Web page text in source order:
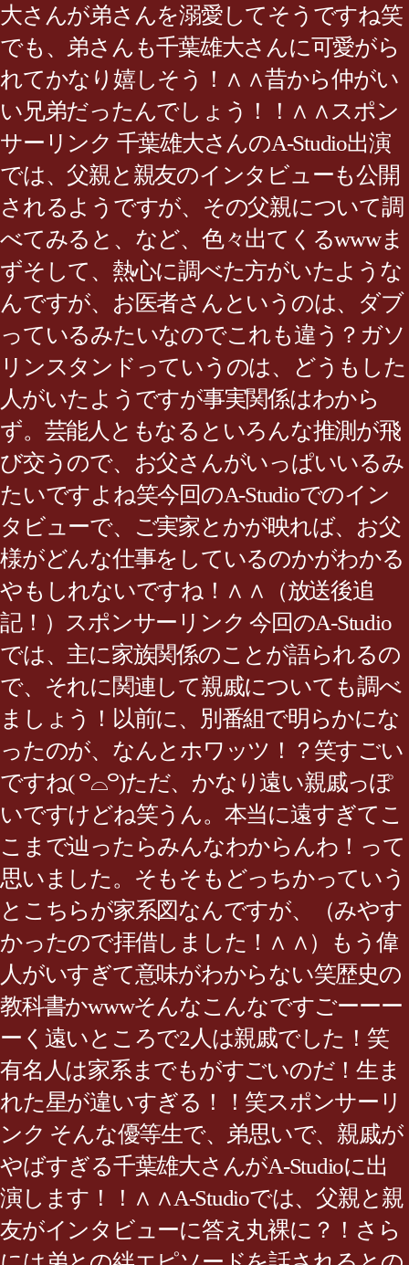
大さんが弟さんを溺愛してそうですね笑
でも、弟さんも千葉雄大さんに可愛がら
れてかなり嬉しそう！∧ ∧昔から仲がい
い兄弟だったんでしょう！！∧ ∧スポン
サーリンク 千葉雄大さんのA-Studio出演
では、父親と親友のインタビューも公開
されるようですが、その父親について調
べてみると、など、色々出てくるwwwま
ずそして、熱心に調べた方がいたような
んですが、お医者さんというのは、ダブ
っているみたいなのでこれも違う？ガソ
リンスタンドっていうのは、どうもした
人がいたようですが事実関係はわから
ず。芸能人ともなるといろんな推測が飛
び交うので、お父さんがいっぱいいるみ
たいですよね笑今回のA-Studioでのイン
タビューで、ご実家とかが映れば、お父
様がどんな仕事をしているのかがわかる
やもしれないですね！∧ ∧（放送後追
記！）スポンサーリンク 今回のA-Studio
では、主に家族関係のことが語られるの
で、それに関連して親戚についても調べ
ましょう！以前に、別番組で明らかにな
ったのが、なんとホワッツ！？笑すごい
ですね( ꒪⌓꒪)ただ、かなり遠い親戚っぽ
いですけどね笑うん。本当に遠すぎてこ
こまで辿ったらみんなわからんわ！って
思いました。そもそもどっちかっていう
とこちらが家系図なんですが、（みやす
かったので拝借しました！∧ ∧）もう偉
人がいすぎて意味がわからない笑歴史の
教科書かwwwそんなこんなですごーーー
ーく遠いところで2人は親戚でした！笑
有名人は家系までもがすごいのだ！生ま
れた星が違いすぎる！！笑スポンサーリ
ンク そんな優等生で、弟思いで、親戚が
やばすぎる千葉雄大さんがA-Studioに出
演します！！∧ ∧A-Studioでは、父親と親
友がインタビューに答え丸裸に？！さら